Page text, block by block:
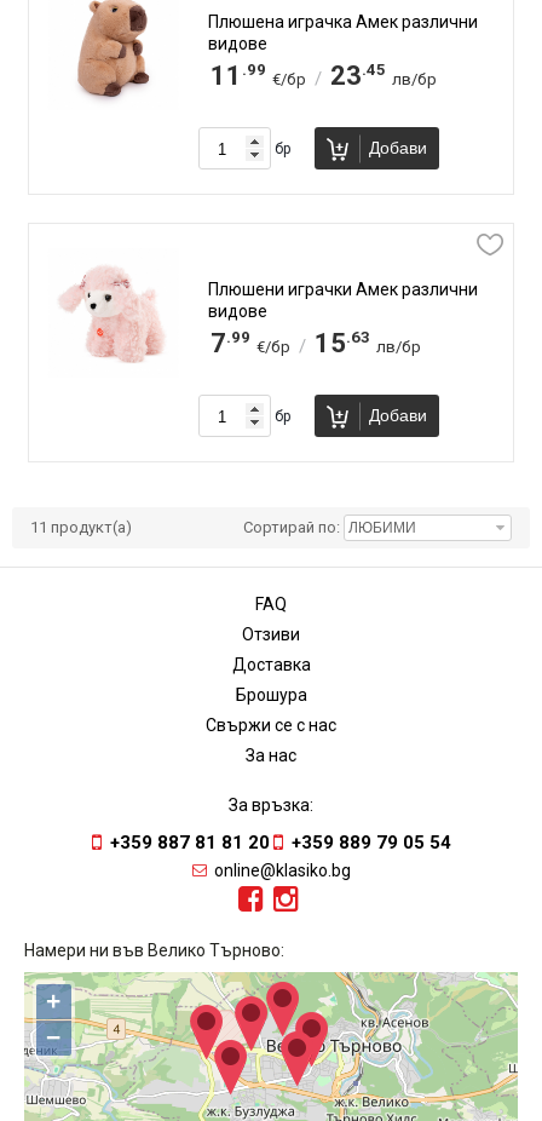
Плюшена играчка Амек различни
видове
11 .99
€/бр / 23.45
лв/бр
бр Добави
Плюшени играчки Амек различни
видове
7.99
€/бр / 15.63
лв/бр
бр Добави
11 продукт(а) Сортирай по:
FAQ
Отзиви
Доставка
Брошура
Свържи се с нас
За нас
За връзка:
+359 887 81 81 20 +359 889 79 05 54
online@klasiko.bg
Намери ни във Велико Търново:
+
−